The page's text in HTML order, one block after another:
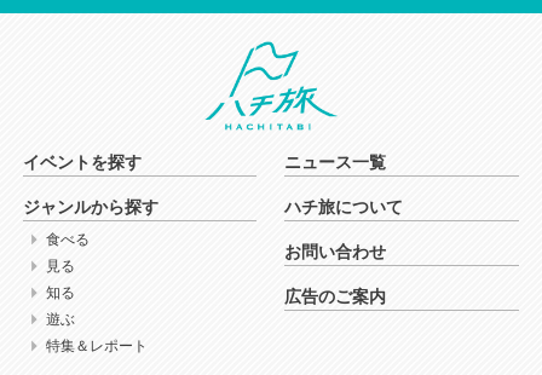
イベントを探す
ジャンルから探す
食べる
見る
知る
遊ぶ
特集＆レポート
ニュース一覧
ハチ旅について
お問い合わせ
広告のご案内